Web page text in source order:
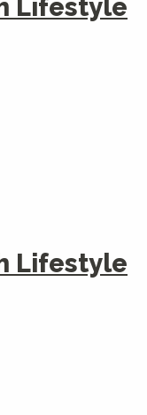
Lifestyle
Lifestyle